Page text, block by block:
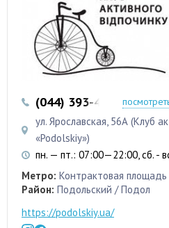
(044) 393-43-43 (044)
ул. Ярославская, 56А (Клуб
«Podolskiy»)
пн. — пт.: 07:00—22:00, сб. -
Метро: Контрактовая площадь
Район: Подольский / Подол
https://podolskiy.ua/